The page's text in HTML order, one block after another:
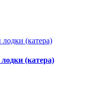
(катера)